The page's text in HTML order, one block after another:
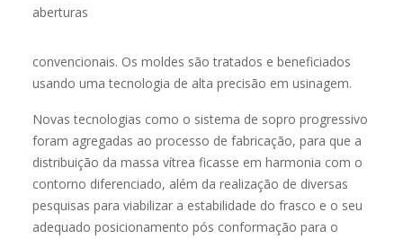
aberturas
convencionais. Os moldes são tratados e beneficiados
usando uma tecnologia de alta precisão em usinagem.
Novas tecnologias como o sistema de sopro progressivo
foram agregadas ao processo de fabricação, para que a
distribuição da massa vítrea ficasse em harmonia com o
contorno diferenciado, além da realização de diversas
pesquisas para viabilizar a estabilidade do frasco e o seu
adequado posicionamento pós conformação para o